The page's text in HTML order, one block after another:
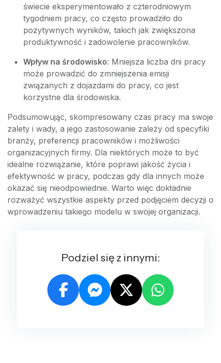
świecie eksperymentowało z czterodniowym
tygodniem pracy, co często prowadziło do
pozytywnych wyników, takich jak zwiększona
produktywność i zadowolenie pracowników.
Wpływ na środowisko: Mniejsza liczba dni pracy
może prowadzić do zmniejszenia emisji
związanych z dojazdami do pracy, co jest
korzystne dla środowiska.
Podsumowując, skompresowany czas pracy ma swoje
zalety i wady, a jego zastosowanie zależy od specyfiki
branży, preferencji pracowników i możliwości
organizacyjnych firmy. Dla niektórych może to być
idealne rozwiązanie, które poprawi jakość życia i
efektywność w pracy, podczas gdy dla innych może
okazać się nieodpowiednie. Warto więc dokładnie
rozważyć wszystkie aspekty przed podjęciem decyzji o
wprowadzeniu takiego modelu w swojej organizacji.
Podziel się z innymi: